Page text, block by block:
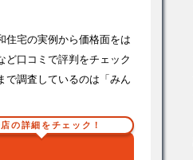
住宅の実例から価格面をは
ど口コミで評判をチェック
で調査しているのは「みん
の詳細をチェック！